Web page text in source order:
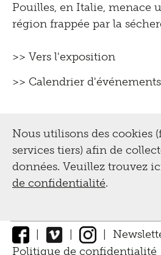
Pouilles, en Italie, menace
région frappée par la
>> Vers l'exposition
>> Calendrier d'événements
Nous utilisons des cookies
services tiers) afin de
données. Veuillez trouvez
de confidentialité.
| | |
Politique de confidentialité